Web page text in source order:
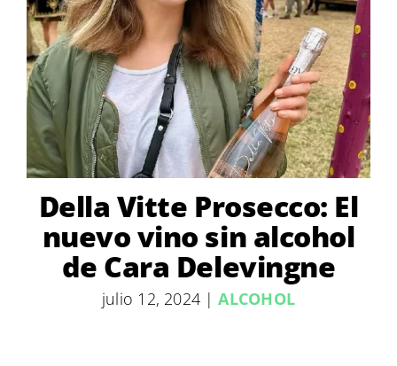
Della Vitte Prosecco: El
nuevo vino sin alcohol
de Cara Delevingne
julio 12, 2024 | ALCOHOL